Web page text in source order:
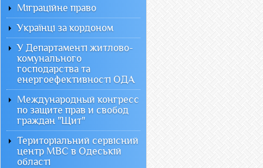
Міграційне право
Українці за кордоном
У Департаменті житлово-
комунального
господарства та
енергоефективності ОДА
Международный конгресс
по защите прав и свобод
граждан "Щит"
Територіальний сервісний
центр МВС в Одеській
області